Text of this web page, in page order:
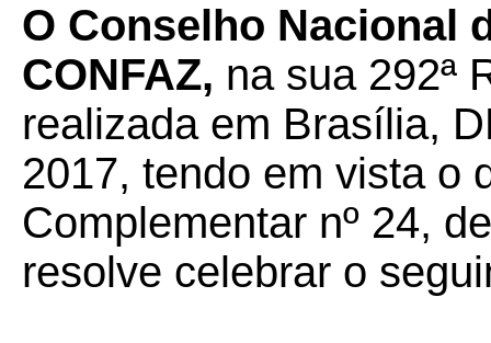
O Conselho Nacional
CONFAZ, na sua 292ª
realizada em Brasília,
2017, tendo em vista o
Complementar nº 24,
resolve celebrar o